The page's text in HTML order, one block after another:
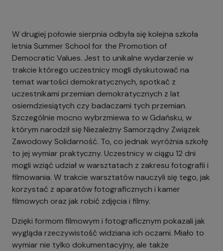
W drugiej połowie sierpnia odbyła się kolejna szkoła
letnia Summer School for the Promotion of
Democratic Values. Jest to unikalne wydarzenie w
trakcie którego uczestnicy mogli dyskutować na
temat wartości demokratycznych, spotkać z
uczestnikami przemian demokratycznych z lat
osiemdziesiątych czy badaczami tych przemian.
Szczególnie mocno wybrzmiewa to w Gdańsku, w
którym narodził się Niezależny Samorządny Związek
Zawodowy Solidarność. To, co jednak wyróżnia szkołę
to jej wymiar praktyczny. Uczestnicy w ciągu 12 dni
mogli wziąć udział w warsztatach z zakresu fotografii i
filmowania. W trakcie warsztatów nauczyli się tego, jak
korzystać z aparatów fotograficznych i kamer
filmowych oraz jak robić zdjęcia i filmy.
Dzięki formom filmowym i fotograficznym pokazali jak
wygląda rzeczywistość widziana ich oczami. Miało to
wymiar nie tylko dokumentacyjny, ale także